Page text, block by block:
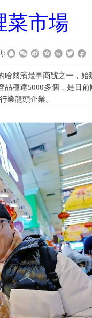
菜市場
:
爾濱最早商號之一，
種達5000多個，是目
業龍頭企業。